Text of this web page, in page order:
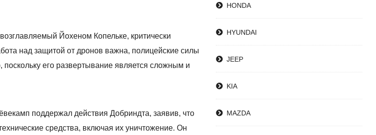
Йохеном Копельке, критически
над защитой от дронов важна, полицейские силы
его развертывание является сложным и
поддержал действия Добриндта, заявив, что
средства, включая их уничтожение. Он
HONDA
HYUNDAI
JEEP
KIA
MAZDA